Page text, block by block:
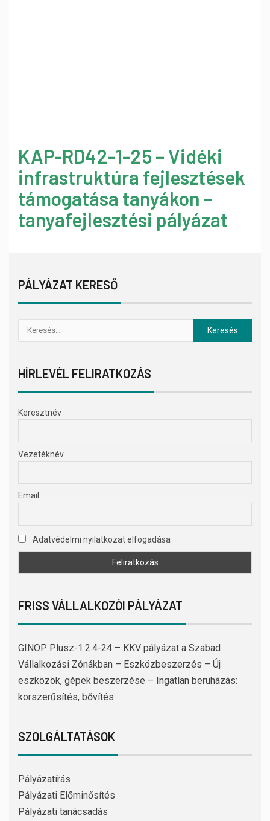
KAP-RD42-1-25 – Vidéki
infrastruktúra fejlesztések
támogatása tanyákon –
tanyafejlesztési pályázat
PÁLYÁZAT KERESŐ
HÍRLEVÉL FELIRATKOZÁS
Keresztnév
Vezetéknév
Email
Adatvédelmi nyilatkozat elfogadása
FRISS VÁLLALKOZÓI PÁLYÁZAT
GINOP Plusz-1.2.4-24 – KKV pályázat a Szabad
Vállalkozási Zónákban – Eszközbeszerzés – Új
eszközök, gépek beszerzése – Ingatlan beruházás:
korszerűsítés, bővítés
SZOLGÁLTATÁSOK
Pályázatírás
Pályázati Előminősítés
Pályázati tanácsadás